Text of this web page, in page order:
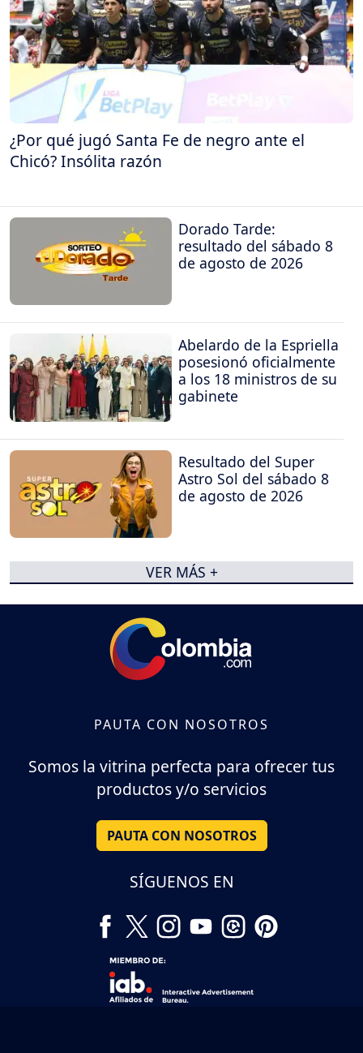
¿Por qué jugó Santa Fe de negro ante el
Chicó? Insólita razón
Dorado Tarde:
resultado del sábado 8
de agosto de 2026
Abelardo de la Espriella
posesionó oficialmente
a los 18 ministros de su
gabinete
Resultado del Super
Astro Sol del sábado 8
de agosto de 2026
VER MÁS +
PAUTA CON NOSOTROS
Somos la vitrina perfecta para ofrecer tus
productos y/o servicios
PAUTA CON NOSOTROS
SÍGUENOS EN